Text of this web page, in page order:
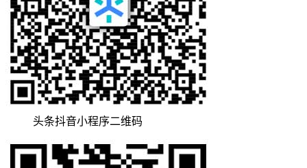
头条抖音小程序二维码